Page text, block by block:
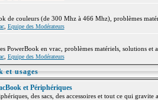
de couleurs (de 300 Mhz à 466 Mhz), problèmes
, Equipe des Modérateurs
PowerBook en vrac, problèmes matériels, solutions et
, Equipe des Modérateurs
et usages
et Périphériques
des sacs, des accessoires et tout ce qui